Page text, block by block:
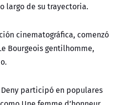
largo de su trayectoria.
cinematográfica, comenzó
Bourgeois gentilhomme,
participó en populares